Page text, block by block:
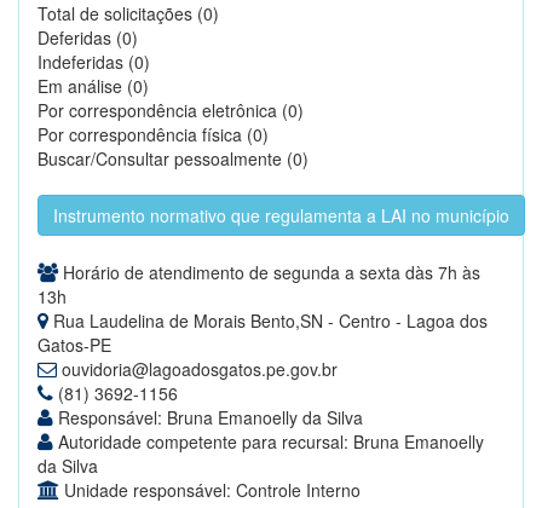
Total de solicitações (0)
Deferidas (0)
Indeferidas (0)
Em análise (0)
Por correspondência eletrônica (0)
Por correspondência física (0)
Buscar/Consultar pessoalmente (0)
Instrumento normativo que regulamenta a LAI no município
Horário de atendimento de segunda a sexta dàs 7h às
13h
Rua Laudelina de Morais Bento,SN - Centro - Lagoa dos
Gatos-PE
ouvidoria@lagoadosgatos.pe.gov.br
(81) 3692-1156
Responsável: Bruna Emanoelly da Silva
Autoridade competente para recursal: Bruna Emanoelly
da Silva
Unidade responsável: Controle Interno